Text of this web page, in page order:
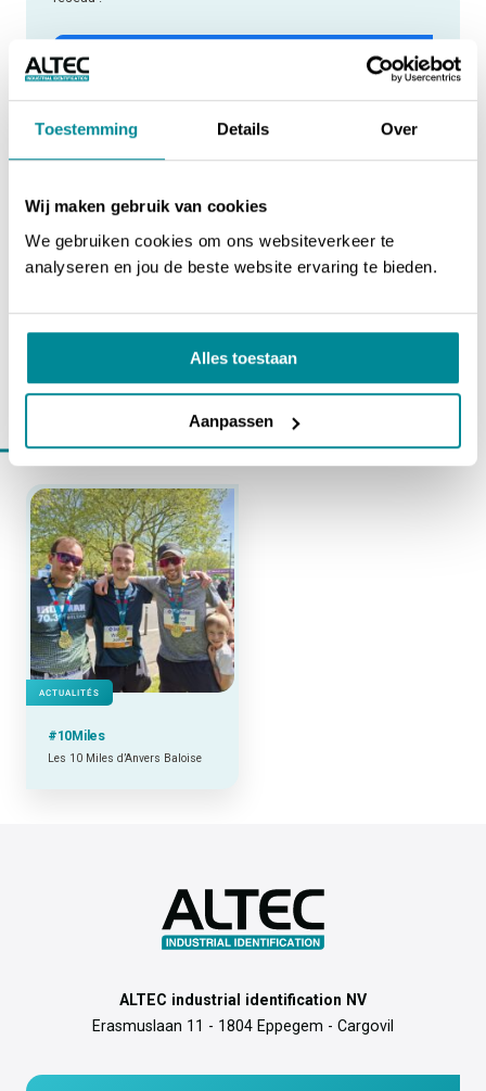
Toestemming Details Over
Wij maken gebruik van cookies
We gebruiken cookies om ons websiteverkeer te
analyseren en jou de beste website ervaring te bieden.
Alles toestaan
Aanpassen
PARTAGER VIA TWITTER
PARTAGER VIA WHATSAPP
En savoir plus suractualités
ACTUALITÉS
#10Miles
Les 10 Miles d’Anvers Baloise
ALTEC industrial identification NV
Erasmuslaan 11 - 1804 Eppegem - Cargovil